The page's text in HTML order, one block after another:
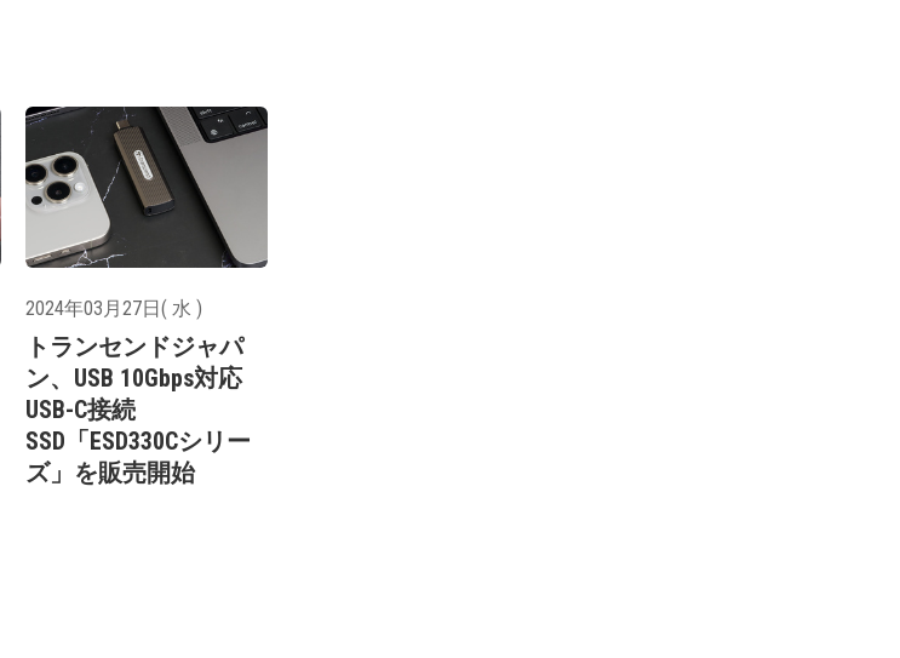
2024年03月27日( 水 )
トランセンドジャパ
ン、USB 10Gbps対応
USB-C接続
SSD「ESD330Cシリー
ズ」を販売開始